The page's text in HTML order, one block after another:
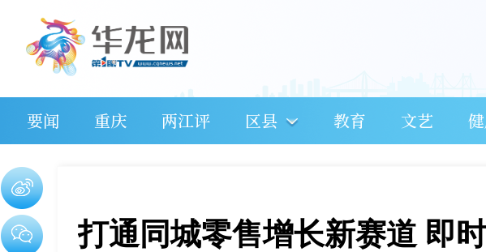
要闻 重庆 两江评 区县 教育 文艺
打通同城零售增长新赛道 即